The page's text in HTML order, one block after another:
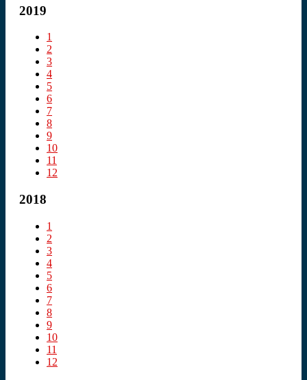
2019
1
2
3
4
5
6
7
8
9
10
11
12
2018
1
2
3
4
5
6
7
8
9
10
11
12